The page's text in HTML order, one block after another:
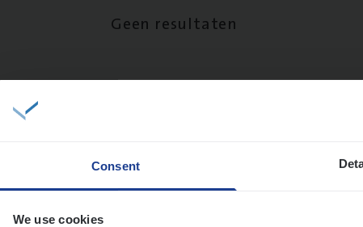
Consent
We use cookies
Geen resultaten